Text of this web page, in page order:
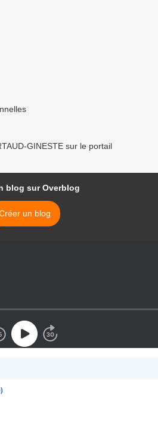
GINESTE sur le portail
blog sur Overblog
un blog